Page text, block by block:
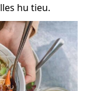
hu tieu.